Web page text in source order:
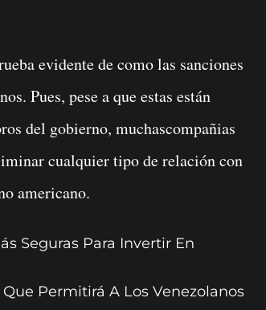
evidente de como las sanciones
Pues, pese a que estas están
del gobierno, muchascompañias
cualquier tipo de relación con
americano.
Seguras Para Invertir En
Que Permitirá A Los Venezolanos